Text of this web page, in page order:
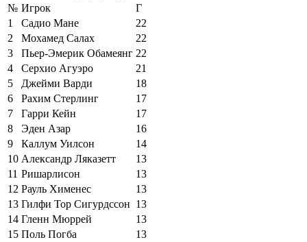
№ Игрок
Г
1
Садио Мане
22
2
Мохамед Салах
22
3
Пьер-Эмерик Обамеянг 22
4
Серхио Агуэро
21
5
Джейми Варди
18
6
Рахим Стерлинг
17
7
Гарри Кейн
17
8
Эден Азар
16
9
Каллум Уилсон
14
10 Александр Ляказетт
13
11 Ришарлисон
13
12 Рауль Хименес
13
13 Гилфи Тор Сигурдссон 13
14 Гленн Мюррей
13
15 Поль Погба 13